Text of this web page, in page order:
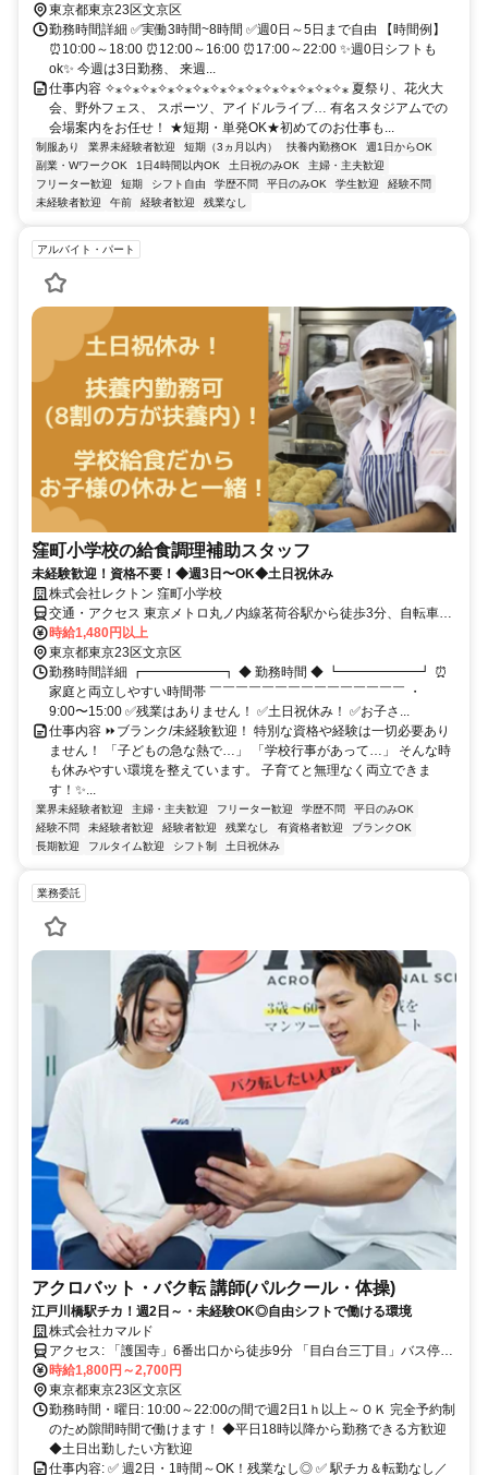
東京都東京23区文京区
勤務時間詳細 ✅実働3時間~8時間 ✅週0日～5日まで自由 【時間例】
⏰10:00～18:00 ⏰12:00～16:00 ⏰17:00～22:00 ✨週0日シフトも
ok✨ 今週は3日勤務、 来週...
仕事内容 ✧⁎✧⁎✧⁎✧⁎✧⁎✧⁎✧⁎✧⁎✧⁎✧⁎✧⁎✧⁎✧⁎✧⁎ 夏祭り、花火大
会、野外フェス、 スポーツ、アイドルライブ… 有名スタジアムでの
会場案内をお任せ！ ★短期・単発OK★初めてのお仕事も...
制服あり 業界未経験者歓迎 短期（3ヵ月以内） 扶養内勤務OK
週1日からOK
副業・WワークOK
1日4時間以内OK 土日祝のみOK
主婦・主夫歓迎
フリーター歓迎
短期 シフト自由 学歴不問 平日のみOK 学生歓迎
経験不問
未経験者歓迎
午前 経験者歓迎 残業なし
アルバイト・パート
窪町小学校の給食調理補助スタッフ
未経験歓迎！資格不要！◆週3日〜OK◆土日祝休み
株式会社レクトン 窪町小学校
交通・アクセス 東京メトロ丸ノ内線茗荷谷駅から徒歩3分、自転車1
分、自転車通勤可
時給1,480円以上
東京都東京23区文京区
勤務時間詳細 ┏━━━━━━┓ ◆ 勤務時間 ◆ ┗━━━━━━┛ ⏰
家庭と両立しやすい時間帯 ￣￣￣￣￣￣￣￣￣￣￣￣￣￣￣ ・
9:00〜15:00 ✅残業はありません！ ✅土日祝休み！ ✅お子さ...
仕事内容 ⏩ブランク/未経験歓迎！ 特別な資格や経験は一切必要あり
ません！ 「子どもの急な熱で…」 「学校行事があって…」 そんな時
も休みやすい環境を整えています。 子育てと無理なく両立できま
す！✨...
業界未経験者歓迎 主婦・主夫歓迎 フリーター歓迎 学歴不問
平日のみOK
経験不問
未経験者歓迎 経験者歓迎 残業なし 有資格者歓迎
ブランクOK
長期歓迎
フルタイム歓迎 シフト制 土日祝休み
業務委託
アクロバット・バク転 講師(パルクール・体操)
江戸川橋駅チカ！週2日～・未経験OK◎自由シフトで働ける環境
株式会社カマルド
アクセス: 「護国寺」6番出口から徒歩9分 「目白台三丁目」バス停か
ら徒歩1分
時給1,800円～2,700円
東京都東京23区文京区
勤務時間・曜日: 10:00～22:00の間で週2日1ｈ以上～ＯＫ 完全予約制
のため隙間時間で働けます！ ◆平日18時以降から勤務できる方歓迎
◆土日出勤したい方歓迎
仕事内容: ✅ 週2日・1時間～OK！残業なし◎ ✅ 駅チカ＆転勤なし／